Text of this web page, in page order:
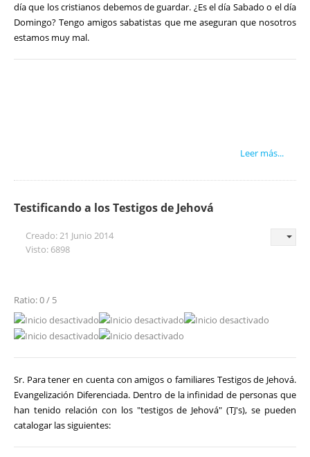
día que los cristianos debemos de guardar. ¿Es el día Sabado o el día
Domingo? Tengo amigos sabatistas que me aseguran que nosotros
estamos muy mal.
Leer más...
Testificando a los Testigos de Jehová
Creado: 21 Junio 2014
Visto: 6898
Ratio: 0 / 5
Sr. Para tener en cuenta con amigos o familiares Testigos de Jehová.
Evangelización Diferenciada. Dentro de la infinidad de personas que
han tenido relación con los "testigos de Jehová" (TJ's), se pueden
catalogar las siguientes: